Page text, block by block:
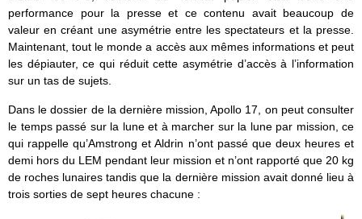
performance pour la presse et ce contenu avait beaucoup de
valeur en créant une asymétrie entre les spectateurs et la presse.
Maintenant, tout le monde a accès aux mêmes informations et peut
les dépiauter, ce qui réduit cette asymétrie d’accès à l’information
sur un tas de sujets.
Dans le dossier de la dernière mission, Apollo 17, on peut consulter
le temps passé sur la lune et à marcher sur la lune par mission, ce
qui rappelle qu’Amstrong et Aldrin n’ont passé que deux heures et
demi hors du LEM pendant leur mission et n’ont rapporté que 20 kg
de roches lunaires tandis que la dernière mission avait donné lieu à
trois sorties de sept heures chacune :